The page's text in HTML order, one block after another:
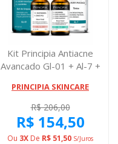
Kit Principia Antiacne
Avancado Gl-01 + Al-7 +
PRINCIPIA SKINCARE
R$ 206,00
R$ 154,50
Ou 3X De R$ 51,50 S/juros